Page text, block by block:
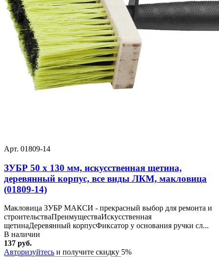
Арт. 01809-14
ЗУБР 50 х 130 мм, искусственная щетина,
деревянный корпус, все виды ЛКМ, макловица
(01809-14)
Макловица ЗУБР МАКСИ - прекрасный выбор для ремонта и
строительстваПреимуществаИскусственная
щетинаДеревянный корпусФиксатор у основания ручки сл...
В наличии
137 руб.
Авторизуйтесь и получите скидку 5%